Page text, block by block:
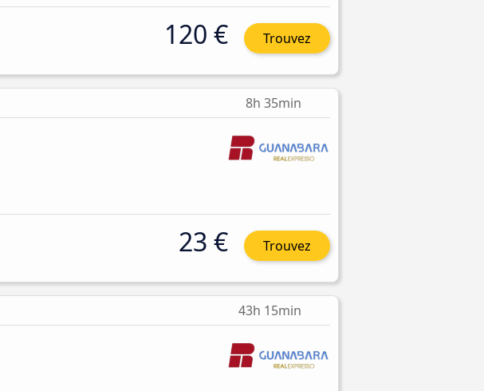
120 € Trouvez
8h 35min
23 € Trouvez
43h 15min